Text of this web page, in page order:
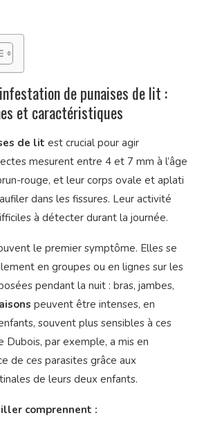
de punaises de lit :
et caractéristiques
de lit est crucial pour agir
mesurent entre 4 et 7 mm à l’âge
rouge, et leur corps ovale et aplati
dans les fissures. Leur activité
à détecter durant la journée.
le premier symptôme. Elles se
en groupes ou en lignes sur les
pendant la nuit : bras, jambes,
peuvent être intenses, en
souvent plus sensibles à ces
Dubois, par exemple, a mis en
de ces parasites grâce aux
de leurs deux enfants.
comprennent :